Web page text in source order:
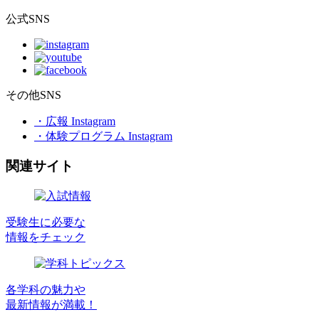
公式SNS
その他SNS
・広報 Instagram
・体験プログラム Instagram
関連サイト
受験生に必要な
情報をチェック
各学科の魅力や
最新情報が満載！